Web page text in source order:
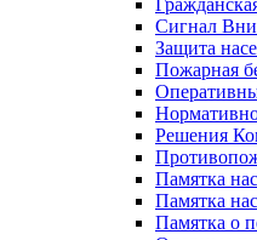
Сигнал
Защита
Пожарная
Решения
Памятка
Памятка
Памятка о